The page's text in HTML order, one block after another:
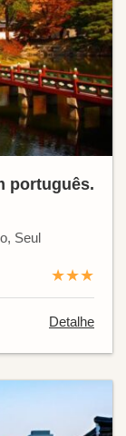
português.
Seul
★★★
Detalhe